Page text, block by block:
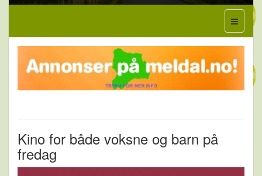
Kino for både voksne og barn på
fredag